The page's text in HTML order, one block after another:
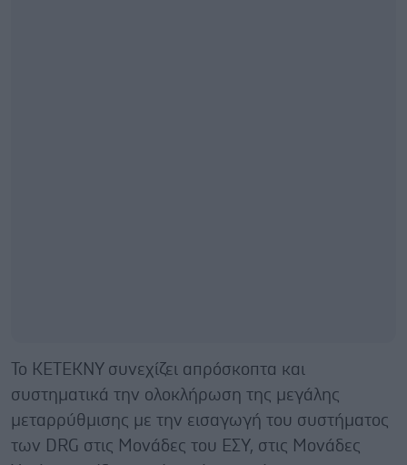
Το ΚΕΤΕΚΝΥ συνεχίζει απρόσκοπτα και
συστηματικά την ολοκλήρωση της μεγάλης
μεταρρύθμισης με την εισαγωγή του συστήματος
των DRG στις Μονάδες του ΕΣΥ, στις Μονάδες